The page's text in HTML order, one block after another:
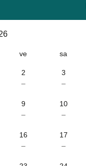
ve sa
2
–
3
–
9
–
10
–
16
–
17
–